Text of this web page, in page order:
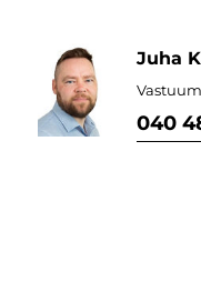
Juha
040